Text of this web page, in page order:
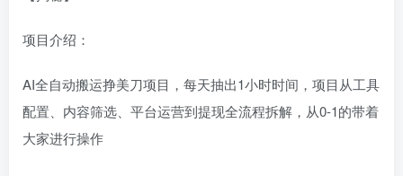
项目介绍：
AI全自动搬运挣美刀项目，每天抽出1小时时间，项目从工具
配置、内容筛选、平台运营到提现全流程拆解，从0-1的带着
大家进行操作